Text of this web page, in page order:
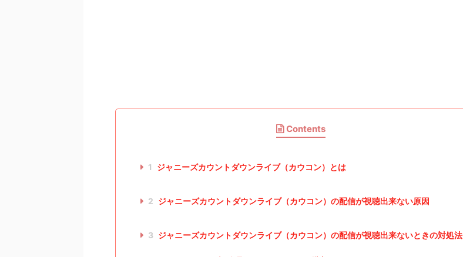
Contents
1 ジャニーズカウントダウンライブ（カウコン）とは
2 ジャニーズカウントダウンライブ（カウコン）の配信が視聴出来ない原因
3 ジャニーズカウントダウンライブ（カウコン）の配信が視聴出来ないときの対処法